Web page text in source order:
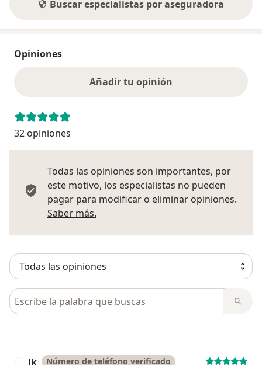
Buscar especialistas por aseguradora
Opiniones
Añadir tu opinión
32 opiniones
Todas las opiniones son importantes, por
este motivo, los especialistas no pueden
pagar para modificar o eliminar opiniones.
Saber más.
Busca en opiniones
Jk Número de teléfono verificado